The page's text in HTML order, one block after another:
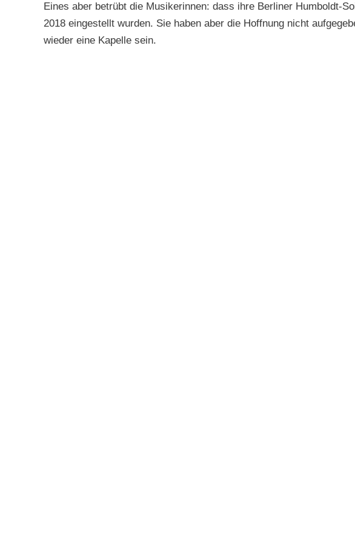
Eines aber betrübt die Musikerinnen: dass ihre Berliner Humboldt-
2018 eingestellt wurden. Sie haben aber die Hoffnung nicht
wieder eine Kapelle sein.